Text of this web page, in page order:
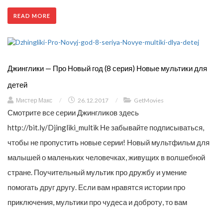
READ MORE
Джинглики — Про Новый год (8 серия) Новые мультики для
детей
Мистер Макс / 26.12.2017 / GetMovies
Смотрите все серии Джингликов здесь
http://bit.ly/Djingliki_multik Не забывайте подписываться,
чтобы не пропустить новые серии! Новый мультфильм для
малышей о маленьких человечках, живущих в волшебной
стране. Поучительный мультик про дружбу и умение
помогать друг другу. Если вам нравятся истории про
приключения, мультики про чудеса и доброту, то вам